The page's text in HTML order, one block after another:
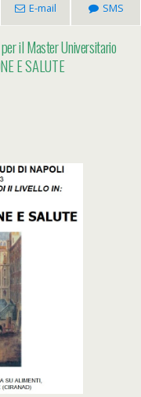
E-mail SMS
il Master Universitario
E SALUTE